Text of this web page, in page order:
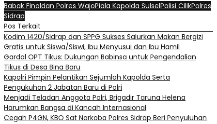
Babak Finaldan Polres WajoPiala Kapolda SulselPolisi CilikPolres
Sidrap
Pos Terkait
Kodim 1420/Sidrap dan SPPG Sukses Salurkan Makan Bergizi
Gratis untuk Siswa/Siswi, Ibu Menyusui dan Ibu Hamil
Gardal OPT Tikus: Dukungan Babinsa untuk Pengendalian
Tikus di Desa Bina Baru
Kapolri Pimpin Pelantikan Sejumlah Kapolda Serta
Pengukuhan 2 Jabatan Baru di Polri
Menjadi Teladan Anggota Polri, Brigadir Taruna Helena
Harumkan Bangsa di Kancah Internasional
Cegah P4GN, KBO Sat Narkoba Polres Sidrap Beri Penyuluhan